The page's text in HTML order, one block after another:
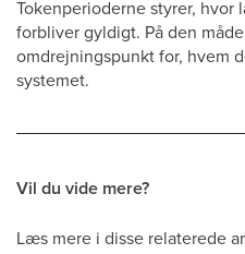
Tokenperioderne styrer,
forbliver gyldigt. På den
omdrejningspunkt for, hvem
systemet.
Vil du vide mere?
Læs mere i disse relaterede